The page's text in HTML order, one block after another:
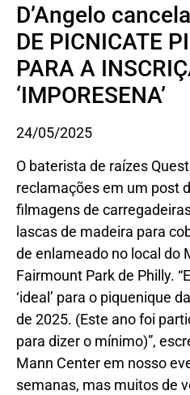
D’Angelo
DE PICNICATE
PARA A
‘IMPORESENA’
24/05/2025
O baterista de raízes
reclamações em um post
filmagens de
lascas de madeira para
de enlameado no local do
Fairmount Park de Philly.
‘ideal’ para o piquenique
de 2025. (Este ano foi
para dizer o mínimo)”,
Mann Center em nosso
semanas, mas muitos de